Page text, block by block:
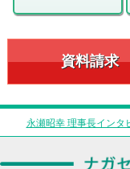
資料請求
永瀬昭幸 理事長インタ